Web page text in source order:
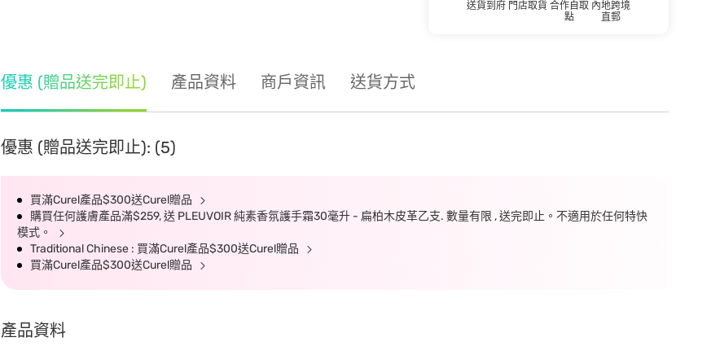
送貨到府 門店取貨 合作自取
點
內地跨境
直郵
優惠 (贈品送完即止) 產品資料 商戶資訊 送貨方式
優惠 (贈品送完即止): (5)
買滿Curel產品$300送Curel贈品
購買任何護膚產品滿$259, 送 PLEUVOIR 純素香氛護手霜30毫升 - 扁柏木皮革乙支. 數量有限 , 送完即止。不適用於任何特快
模式。
Traditional Chinese : 買滿Curel產品$300送Curel贈品
買滿Curel產品$300送Curel贈品
產品資料